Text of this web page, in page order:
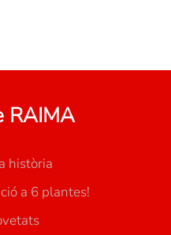
RAIMA
història
a 6 plantes!